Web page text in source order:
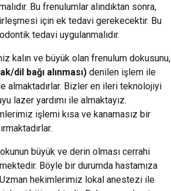
Bu frenulumlar alındıktan sonra,
için ek tedavi gerekecektir. Bu
tedavi uygulanmalıdır.
kalın ve büyük olan frenulum dokusunu,
dil bağı alınması)denilen işlem ile
almaktadırlar. Bizler en ileri teknolojiyi
lazer yardımı ile almaktayız.
işlemi kısa ve kanamasız bir
büyük ve derin olması cerrahi
Böyle bir durumda hastamıza
Uzman hekimlerimiz lokal anestezi ile